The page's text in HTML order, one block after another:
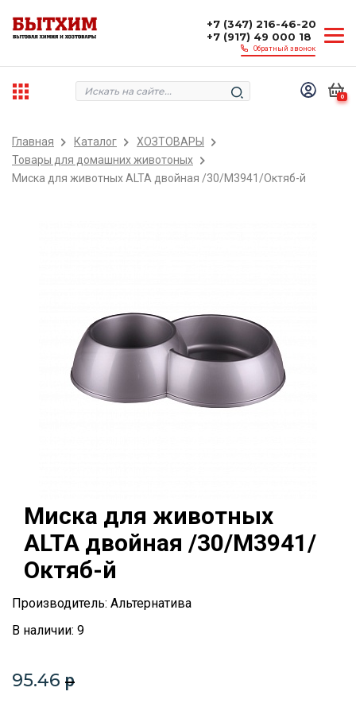
+7 (347) 216-46-20
+7 (917) 49 000 18
Обратный звонок
0
Главная Каталог
ХОЗТОВАРЫ
Товары для домашних животоных
Миска для животных ALTA двойная /30/М3941/Октяб-й
Миска для животных
ALTA двойная /30/М3941/
Октяб-й
Производитель: Альтернатива
В наличии: 9
95.46 p